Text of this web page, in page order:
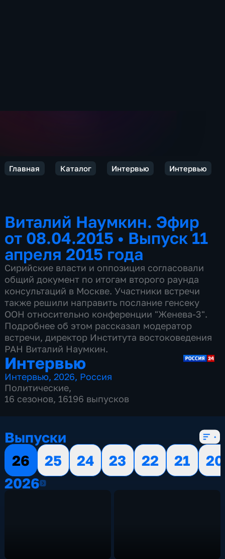
Главная Каталог Интервью Интервью
Виталий Наумкин. Эфир
от 08.04.2015 • Выпуск 11
апреля 2015 года
Сирийские власти и оппозиция согласовали
общий документ по итогам второго раунда
консультаций в Москве. Участники встречи
также решили направить послание генсеку
ООН относительно конференции "Женева-3".
Подробнее об этом рассказал модератор
встречи, директор Института востоковедения
РАН Виталий Наумкин.
Интервью
Интервью,2026, Россия
Политические,
16 сезонов, 16196 выпусков
Выпуски
26
25 24 23 22 21
20
20262026